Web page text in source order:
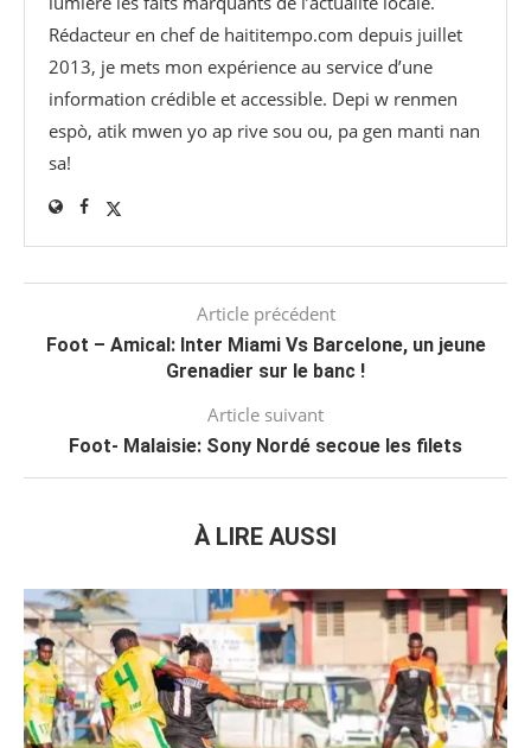
Rédacteur en chef de haititempo.com⁠ depuis juillet
2013, je mets mon expérience au service d’une
information crédible et accessible. Depi w renmen
espò, atik mwen yo ap rive sou ou, pa gen manti nan
sa!
Article précédent
Foot – Amical: Inter Miami Vs Barcelone, un jeune
Grenadier sur le banc !
Article suivant
Foot- Malaisie: Sony Nordé secoue les filets
À LIRE AUSSI